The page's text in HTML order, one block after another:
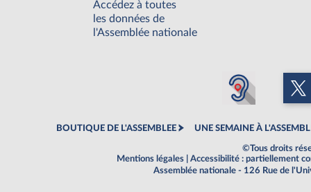
Accédez à toutes
les données de
l'Assemblée nationale
BOUTIQUE DE L'ASSEMBLEE UNE SEMAINE À
©Tous droits
Mentions légales
Accessibilité : partiellement
Assemblée nationale - 126 Rue de